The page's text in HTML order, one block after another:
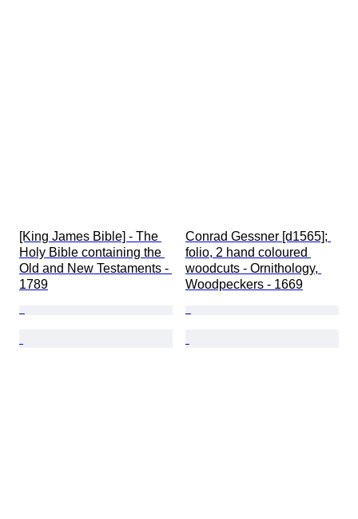
[King James Bible] - The
Holy Bible containing the
Old and New Testaments -
1789
Conrad Gessner [d1565];
folio, 2 hand coloured
woodcuts - Ornithology,
Woodpeckers - 1669